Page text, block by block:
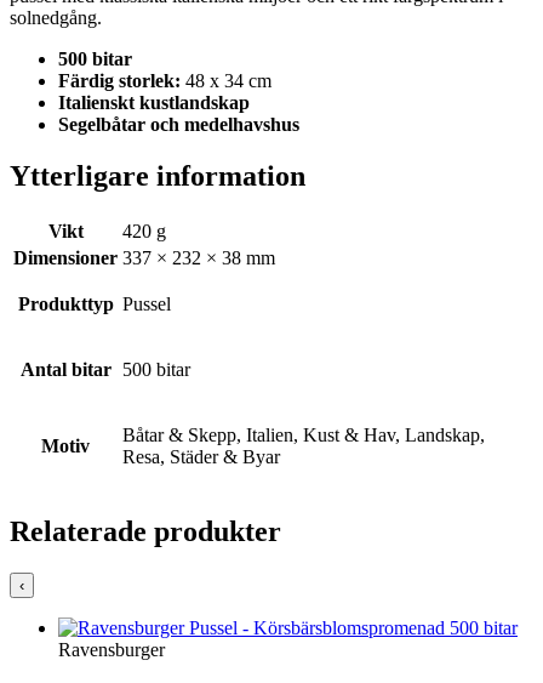
solnedgång.
500 bitar
Färdig storlek: 48 x 34 cm
Italienskt kustlandskap
Segelbåtar och medelhavshus
Ytterligare information
Vikt
420 g
Dimensioner 337 × 232 × 38 mm
Produkttyp Pussel
Antal bitar 500 bitar
Motiv
Båtar & Skepp, Italien, Kust & Hav, Landskap,
Resa, Städer & Byar
Relaterade produkter
‹
Ravensburger